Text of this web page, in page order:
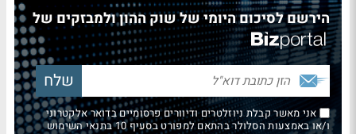
הירשם לסיכום היומי של שוק ההון ולמבזקים של
אני מאשר קבלת ניוזלטרים ודיוורים פרסומיים בדואר אלקטרוני
ו/או באמצעות הסלולר בהתאם למפורט בסעיף 10 בתנאי השימוש